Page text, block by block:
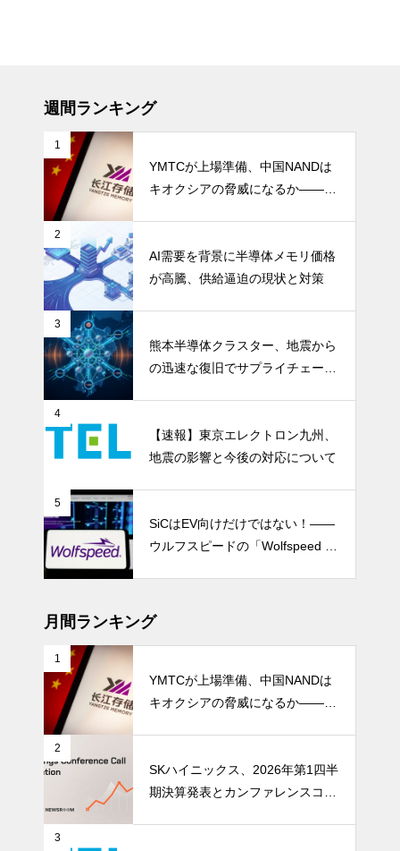
週間ランキング
1
YMTCが上場準備、中国NANDは
キオクシアの脅威になるか――AI
2
AI需要を背景に半導体メモリ価格
が高騰、供給逼迫の現状と対策
3
熊本半導体クラスター、地震から
の迅速な復旧でサプライチェーン
4
【速報】東京エレクトロン九州、
地震の影響と今後の対応について
5
SiCはEV向けだけではない！――
ウルフスピードの「Wolfspeed G
月間ランキング
1
YMTCが上場準備、中国NANDは
キオクシアの脅威になるか――AI
2
SKハイニックス、2026年第1四半
期決算発表とカンファレンスコー
3